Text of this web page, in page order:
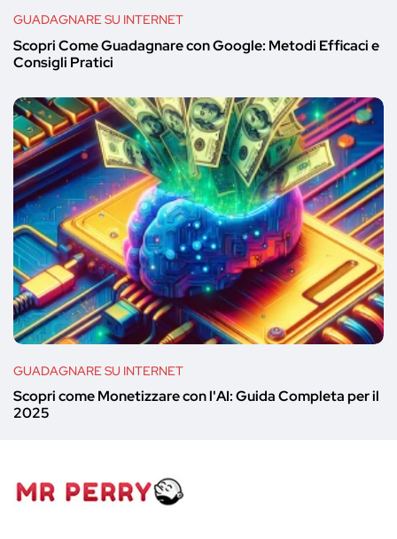
GUADAGNARE SU INTERNET
Scopri Come Guadagnare con Google: Metodi Efficaci e
Consigli Pratici
GUADAGNARE SU INTERNET
Scopri come Monetizzare con l'AI: Guida Completa per il
2025